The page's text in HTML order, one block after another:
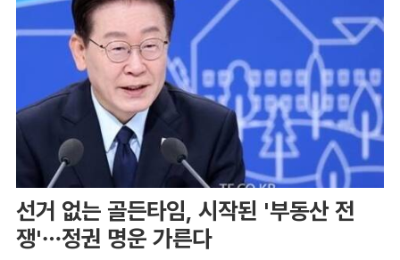
선거 없는 골든타임, 시작된 '부동산 전
쟁'…정권 명운 가른다